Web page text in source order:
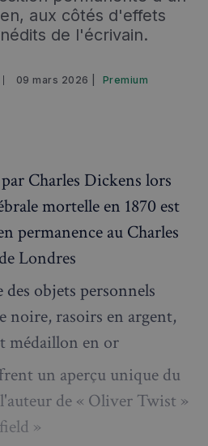
aux côtés d'effets
de l'écrivain.
09 mars 2026 | Premium
Charles Dickens lors
mortelle en 1870 est
permanence au Charles
Londres
objets personnels
noire, rasoirs en argent,
médaillon en or
un aperçu unique du
de « Oliver Twist »
»